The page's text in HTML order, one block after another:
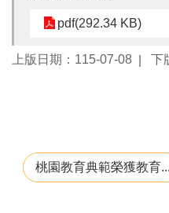
府
資
兒
津
pdf(292.34 KB)
上版日期：115-07-08 下
桃園教育典範榮獲教育...